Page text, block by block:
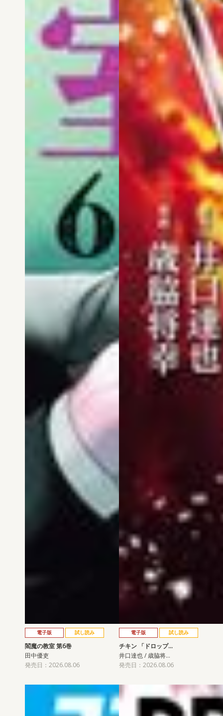
電子版 試し読み
閻魔の教室 第6巻
田中優吏
発売日：2026.08.06
電子版 試し読み
チキン 「ドロップ…
井口達也 / 歳脇将…
発売日：2026.08.06